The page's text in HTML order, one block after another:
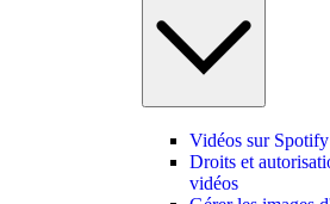
Vidéos sur Spotify
Droits et
vidéos